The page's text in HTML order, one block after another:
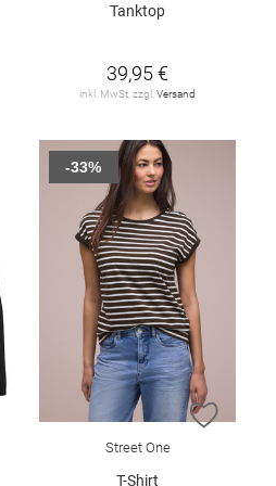
Tanktop
39,95 €
inkl. MwSt. zzgl. Versand
WUNSCHLISTE HINZUFÜGEN
ZUR
Street One
T-Shirt
-33%